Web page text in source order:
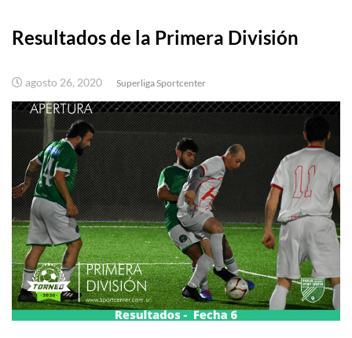
Resultados de la Primera División
agosto 26, 2020 Superliga Sportcenter